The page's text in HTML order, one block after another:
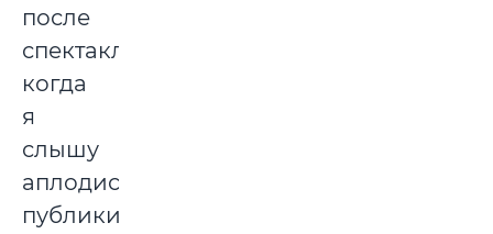
после
спектакля,
когда
я
слышу
аплодисменты
публики,